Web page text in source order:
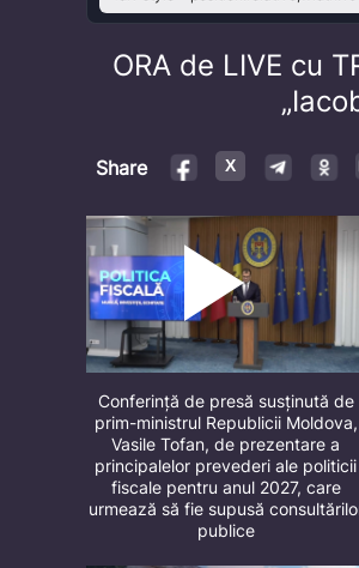
ORA de LIVE cu
Share
Conferință de presă susținută de
prim-ministrul Republicii Moldova,
Vasile Tofan, de prezentare a
principalelor prevederi ale politicii
fiscale pentru anul 2027, care
urmează să fie supusă
publice